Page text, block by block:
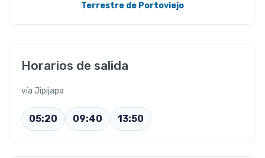
Terrestre de Portoviejo
Horarios de salida
vía Jipijapa
05:20 09:40 13:50